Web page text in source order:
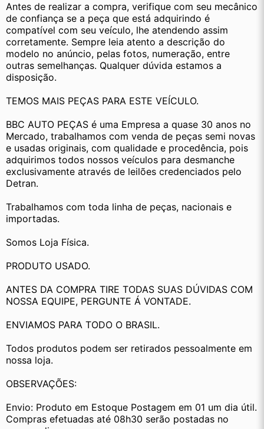
Antes de realizar a compra, verifique com seu mecânico
de confiança se a peça que está adquirindo é
compatível com seu veículo, lhe atendendo assim
corretamente. Sempre leia atento a descrição do
modelo no anúncio, pelas fotos, numeração, entre
outras semelhanças. Qualquer dúvida estamos a
disposição.
TEMOS MAIS PEÇAS PARA ESTE VEÍCULO.
BBC AUTO PEÇAS é uma Empresa a quase 30 anos no
Mercado, trabalhamos com venda de peças semi novas
e usadas originais, com qualidade e procedência, pois
adquirimos todos nossos veículos para desmanche
exclusivamente através de leilões credenciados pelo
Detran.
Trabalhamos com toda linha de peças, nacionais e
importadas.
Somos Loja Física.
PRODUTO USADO.
ANTES DA COMPRA TIRE TODAS SUAS DÚVIDAS COM
NOSSA EQUIPE, PERGUNTE Á VONTADE.
ENVIAMOS PARA TODO O BRASIL.
Todos produtos podem ser retirados pessoalmente em
nossa loja.
OBSERVAÇÕES:
Envio: Produto em Estoque Postagem em 01 um dia útil.
Compras efetuadas até 08h30 serão postadas no